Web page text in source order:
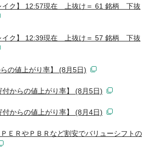
イク】 12:57現在 上抜け＝ 61 銘柄 下抜
イク】 12:39現在 上抜け＝ 57 銘柄 下抜
の値上がり率】 (8月5日)
からの値上がり率】 (8月5日)
からの値上がり率】 (8月4日)
ＥＲやＰＢＲなど割安でバリューシフトの